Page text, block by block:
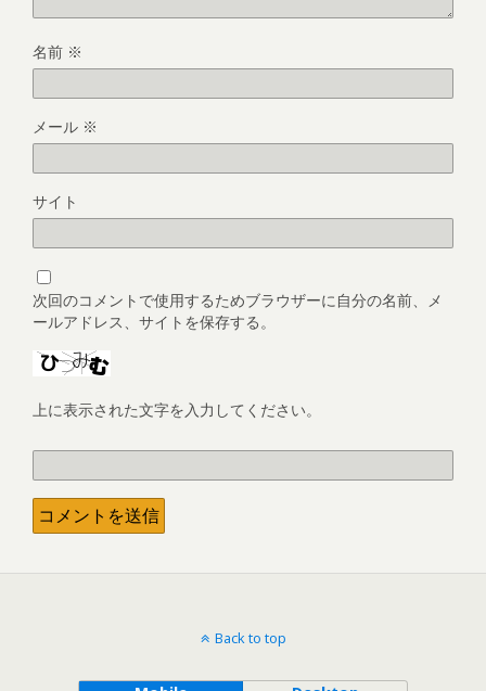
名前 ※
メール ※
サイト
次回のコメントで使用するためブラウザーに自分の名前、メ
ールアドレス、サイトを保存する。
上に表示された文字を入力してください。
Back to top